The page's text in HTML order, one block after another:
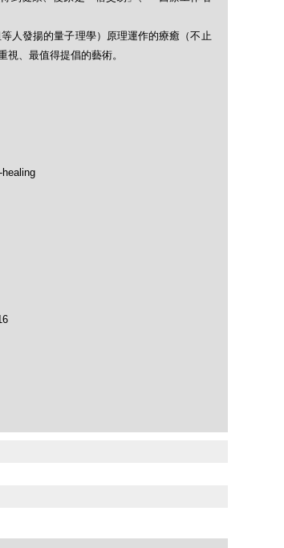
人發揚的量子理學）原理運作的療癒（不止
視、最值得提倡的藝術。